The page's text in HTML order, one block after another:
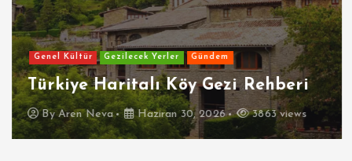
Genel Kültür Gezilecek Yerler Gündem
Türkiye Haritalı Köy Gezi Rehberi
ByAren Neva Haziran 30, 2026 3863 views